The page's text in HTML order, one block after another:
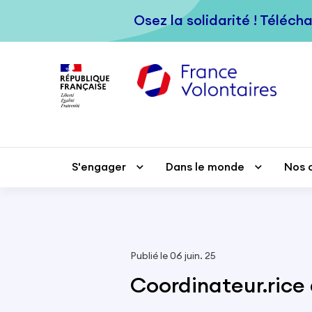
Osez la solidarité !
S'engager Dans le monde Nos
Osez la solidarité !
S'engager Dans le monde Nos
Publié le 06 juin. 25